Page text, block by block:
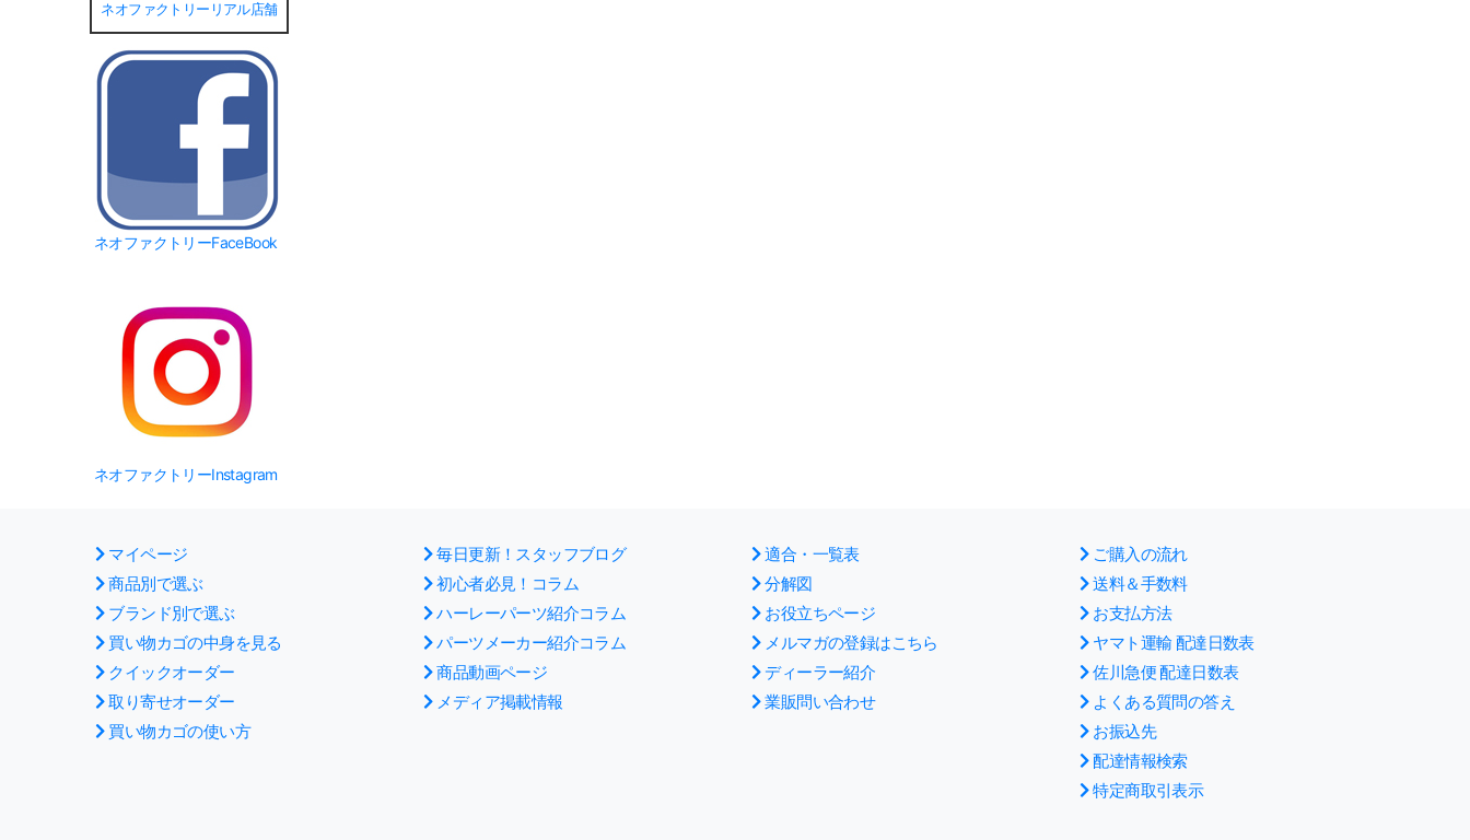
ネオファクトリーリアル店舗
ネオファクトリーFaceBook
ネオファクトリーInstagram
マイページ
商品別で選ぶ
ブランド別で選ぶ
買い物カゴの中身を見る
クイックオーダー
取り寄せオーダー
買い物カゴの使い方
毎日更新！スタッフブログ
初心者必見！コラム
ハーレーパーツ紹介コラム
パーツメーカー紹介コラム
商品動画ページ
メディア掲載情報
適合・一覧表
分解図
お役立ちページ
メルマガの登録はこちら
ディーラー紹介
業販問い合わせ
ご購入の流れ
送料＆手数料
お支払方法
ヤマト運輸 配達日数表
佐川急便 配達日数表
よくある質問の答え
お振込先
配達情報検索
特定商取引表示